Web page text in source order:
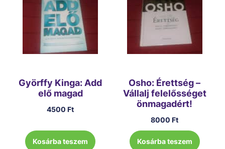
Györffy Kinga: Add
elő magad
4500 Ft
Kosárba teszem
Osho: Érettség –
Vállalj felelősséget
önmagadért!
8000 Ft
Kosárba teszem